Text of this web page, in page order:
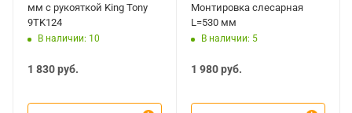
мм с рукояткой King Tony
9TK124
В наличии: 10
1 830руб.
Монтировка слесарная
L=530 мм
В наличии: 5
1 980руб.